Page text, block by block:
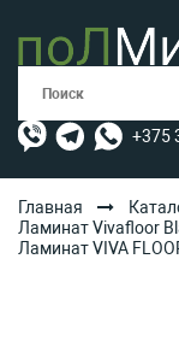
+375
КАТАЛОГ
Главная
Ламинат Vivafloor
Ламинат VIVA